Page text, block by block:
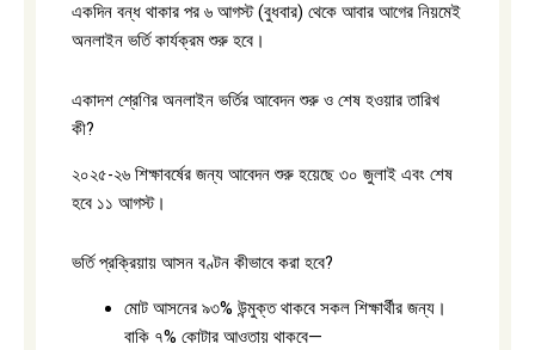
একদিন বন্ধ থাকার পর ৬ আগস্ট (বুধবার) থেকে আবার আগের নিয়মেই
অনলাইন ভর্তি কার্যক্রম শুরু হবে।
একাদশ শ্রেণির অনলাইন ভর্তির আবেদন শুরু ও শেষ হওয়ার তারিখ
কী?
২০২৫-২৬ শিক্ষাবর্ষের জন্য আবেদন শুরু হয়েছে ৩০ জুলাই এবং শেষ
হবে ১১ আগস্ট।
ভর্তি প্রক্রিয়ায় আসন বণ্টন কীভাবে করা হবে?
মোট আসনের ৯৩% উন্মুক্ত থাকবে সকল শিক্ষার্থীর জন্য।
বাকি ৭% কোটার আওতায় থাকবে—